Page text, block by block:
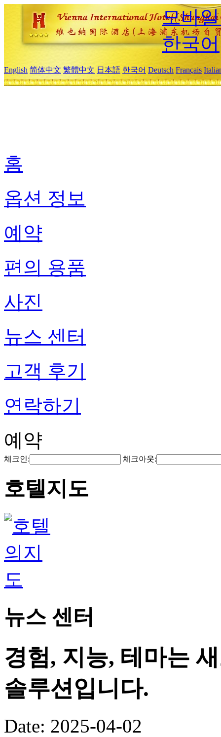
모바
한국어
English 简体中文 繁體中文 日本語 한국어 Deutsch Français
홈
옵션 정보
예약
편의 용품
사진
뉴스 센터
고객 후기
연락하기
예약
체크인: 체크아웃:
호텔지도
뉴스 센터
경험, 지능, 테마는
솔루션입니다.
Date: 2025-04-02